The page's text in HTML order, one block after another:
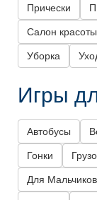
Прически
Салон красоты
Уборка
Игры
Автобусы
Гонки
Для Мальчиков